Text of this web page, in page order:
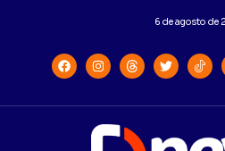
6 de agosto de